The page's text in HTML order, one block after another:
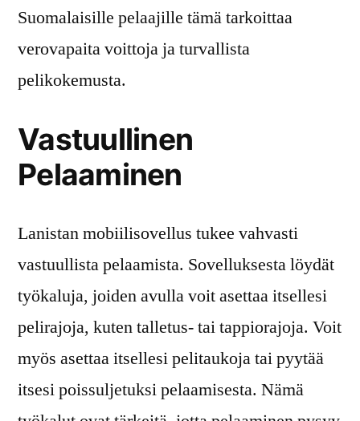
Suomalaisille pelaajille tämä tarkoittaa
verovapaita voittoja ja turvallista
pelikokemusta.
Vastuullinen
Pelaaminen
Lanistan mobiilisovellus tukee vahvasti
vastuullista pelaamista. Sovelluksesta löydät
työkaluja, joiden avulla voit asettaa itsellesi
pelirajoja, kuten talletus- tai tappiorajoja. Voit
myös asettaa itsellesi pelitaukoja tai pyytää
itsesi poissuljetuksi pelaamisesta. Nämä